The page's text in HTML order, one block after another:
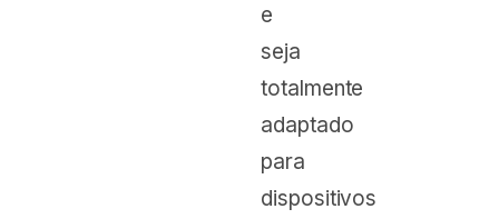
e
seja
totalmente
adaptado
para
dispositivos